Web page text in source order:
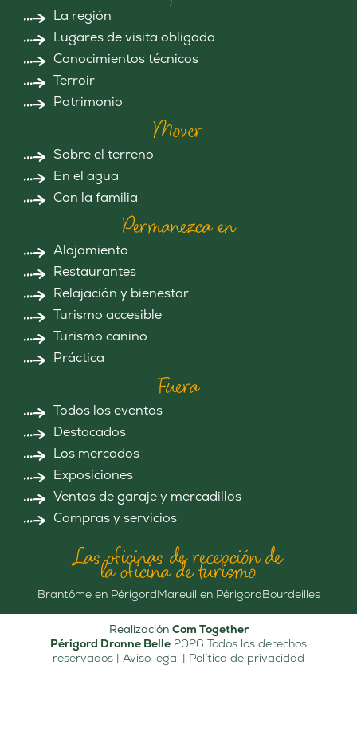
La región
Lugares de visita obligada
Conocimientos técnicos
Terroir
Patrimonio
Mover
Sobre el terreno
En el agua
Con la familia
Permanezca en
Alojamiento
Restaurantes
Relajación y bienestar
Turismo accesible
Turismo canino
Práctica
Fuera
Todos los eventos
Destacados
Los mercados
Exposiciones
Ventas de garaje y mercadillos
Compras y servicios
Las oficinas de recepción de
la oficina de turismo
Brantôme en PérigordMareuil en PérigordBourdeilles
Realización Com Together
Périgord Dronne Belle 2026 Todos los derechos
reservados | Aviso legal | Política de privacidad